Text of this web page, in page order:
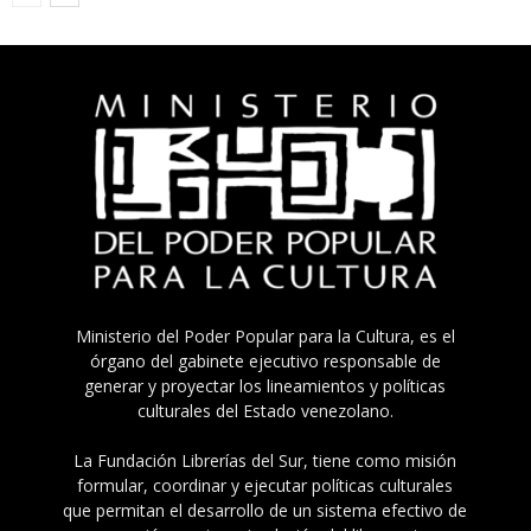
Ministerio del Poder Popular para la Cultura, es el
órgano del gabinete ejecutivo responsable de
generar y proyectar los lineamientos y políticas
culturales del Estado venezolano.
La Fundación Librerías del Sur, tiene como misión
formular, coordinar y ejecutar políticas culturales
que permitan el desarrollo de un sistema efectivo de